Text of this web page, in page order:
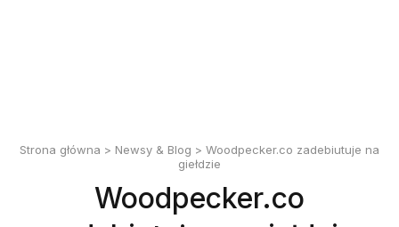
Strona główna > Newsy & Blog > Woodpecker.co zadebiutuje na
giełdzie
Woodpecker.co